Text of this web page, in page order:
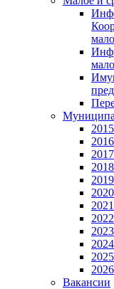
Вакансии